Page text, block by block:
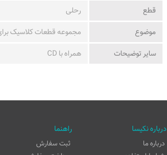
قطع
رحلی
موضوع
مجموعه قطعات کلاسیک برای
ساير توضيحات
همراه با CD
درباره نکیسا
درباره ما
راهنما
ثبت سفارش